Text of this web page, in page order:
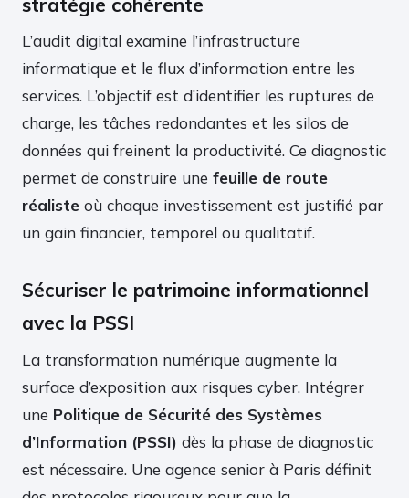
L’audit digital examine l’infrastructure
informatique et le flux d’information entre les
services. L’objectif est d’identifier les ruptures de
charge, les tâches redondantes et les silos de
données qui freinent la productivité. Ce diagnostic
permet de construire une feuille de route
réaliste où chaque investissement est justifié par
un gain financier, temporel ou qualitatif.
Sécuriser le patrimoine informationnel
avec la PSSI
La transformation numérique augmente la
surface d’exposition aux risques cyber. Intégrer
une Politique de Sécurité des Systèmes
d’Information (PSSI) dès la phase de diagnostic
est nécessaire. Une agence senior à Paris définit